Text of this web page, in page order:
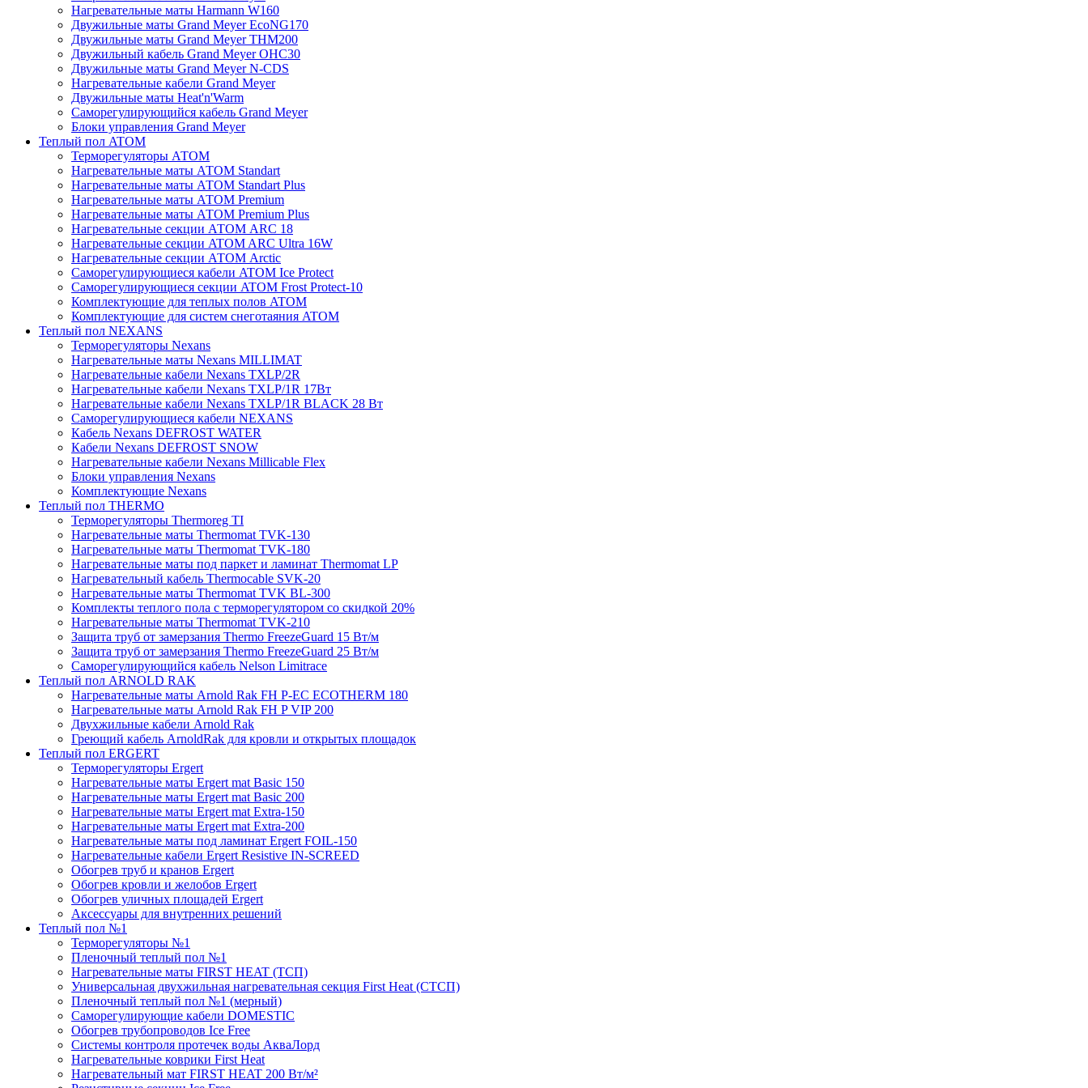
Нагревательные маты Harmann W160
Двужильные маты Grand Meyer EcoNG170
Двужильные маты Grand Meyer THM200
Двужильный кабель Grand Meyer OHC30
Двужильные маты Grand Meyer N-CDS
Нагревательные кабели Grand Meyer
Двужильные маты Heat'n'Warm
Саморегулирующийся кабель Grand Meyer
Блоки управления Grand Meyer
Теплый пол ATOM
Терморегуляторы АТОМ
Нагревательные маты АТОМ Standart
Нагревательные маты АТОМ Standart Plus
Нагревательные маты АТОМ Premium
Нагревательные маты АТОМ Premium Plus
Нагревательные секции АТОМ ARC 18
Нагревательные секции ATOM ARC Ultra 16W
Нагревательные секции АТОМ Arctic
Саморегулирующиеся кабели ATOM Ice Protect
Саморегулирующиеся секции ATOM Frost Protect-10
Комплектующие для теплых полов ATOM
Комплектующие для систем снеготаяния ATOM
Теплый пол NEXANS
Терморегуляторы Nexans
Нагревательные маты Nexans MILLIMAT
Нагревательные кабели Nexans TXLP/2R
Нагревательные кабели Nexans TXLP/1R 17Вт
Нагревательные кабели Nexans TXLP/1R BLACK 28 Вт
Саморегулирующиеся кабели NEXANS
Кабель Nexans DEFROST WATER
Кабели Nexans DEFROST SNOW
Нагревательные кабели Nexans Millicable Flex
Блоки управления Nexans
Комплектующие Nexans
Теплый пол THERMO
Терморегуляторы Thermoreg TI
Нагревательные маты Thermomat TVK-130
Нагревательные маты Thermomat TVK-180
Нагревательные маты под паркет и ламинат Thermomat LP
Нагревательный кабель Thermocable SVK-20
Нагревательные маты Thermomat TVK BL-300
Комплекты теплого пола с терморегулятором со скидкой 20%
Нагревательные маты Thermomat TVK-210
Защита труб от замерзания Thermo FreezeGuard 15 Вт/м
Защита труб от замерзания Thermo FreezeGuard 25 Вт/м
Саморегулирующийся кабель Nelson Limitrace
Теплый пол ARNOLD RAK
Нагревательные маты Arnold Rak FH P-EC ECOTHERM 180
Нагревательные маты Arnold Rak FH P VIP 200
Двухжильные кабели Arnold Rak
Греющий кабель ArnoldRak для кровли и открытых площадок
Теплый пол ERGERT
Терморегуляторы Ergert
Нагревательные маты Ergert mat Basic 150
Нагревательные маты Ergert mat Basic 200
Нагревательные маты Ergert mat Extra-150
Нагревательные маты Ergert mat Extra-200
Нагревательные маты под ламинат Ergert FOIL-150
Нагревательные кабели Ergert Resistive IN-SCREED
Обогрев труб и кранов Ergert
Обогрев кровли и желобов Ergert
Обогрев уличных площадей Ergert
Аксессуары для внутренних решений
Теплый пол №1
Терморегуляторы №1
Пленочный теплый пол №1
Нагревательные маты FIRST HEAT (ТСП)
Универсальная двухжильная нагревательная секция First Heat (СТСП)
Пленочный теплый пол №1 (мерный)
Саморегулирующие кабели DOMESTIC
Обогрев трубопроводов Ice Free
Системы контроля протечек воды АкваЛорд
Нагревательные коврики First Heat
Нагревательный мат FIRST HEAT 200 Вт/м²